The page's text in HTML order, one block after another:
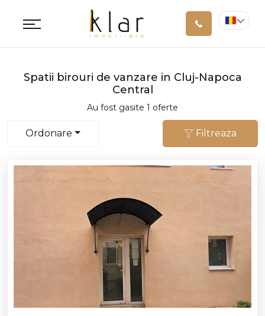
Spatii birouri de vanzare in Cluj-Napoca
Central
Au fost gasite 1 oferte
Ordonare Filtreaza